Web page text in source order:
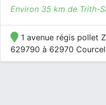
Environ 35 km de Trith-
1 avenue régis pollet
629790 à 62970